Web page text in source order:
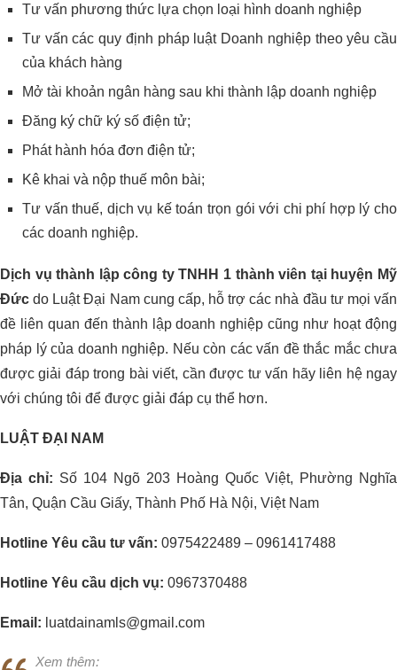
Tư vấn phương thức lựa chọn loại hình doanh nghiệp
Tư vấn các quy định pháp luật Doanh nghiệp theo yêu cầu
của khách hàng
Mở tài khoản ngân hàng sau khi thành lập doanh nghiệp
Đăng ký chữ ký số điện tử;
Phát hành hóa đơn điện tử;
Kê khai và nộp thuế môn bài;
Tư vấn thuế, dịch vụ kế toán trọn gói với chi phí hợp lý cho
các doanh nghiệp.
Dịch vụ thành lập công ty TNHH 1 thành viên tại huyện Mỹ
Đứcdo Luật Đại Nam cung cấp, hỗ trợ các nhà đầu tư mọi vấn
đề liên quan đến thành lập doanh nghiệp cũng như hoạt động
pháp lý của doanh nghiệp. Nếu còn các vấn đề thắc mắc chưa
được giải đáp trong bài viết, cần được tư vấn hãy liên hệ ngay
với chúng tôi để được giải đáp cụ thể hơn.
LUẬT ĐẠI NAM
Địa chỉ: Số 104 Ngõ 203 Hoàng Quốc Việt, Phường Nghĩa
Tân, Quận Cầu Giấy, Thành Phố Hà Nội, Việt Nam
Hotline Yêu cầu tư vấn: 0975422489 – 0961417488
Hotline Yêu cầu dịch vụ: 0967370488
Email: luatdainamls@gmail.com
Xem thêm: